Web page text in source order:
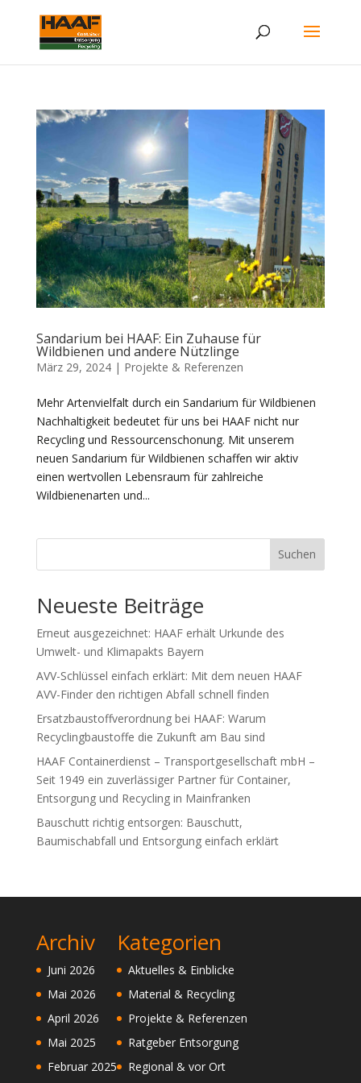
Sandarium bei HAAF: Ein Zuhause für
Wildbienen und andere Nützlinge
März 29, 2024| Projekte & Referenzen
Mehr Artenvielfalt durch ein Sandarium für Wildbienen
Nachhaltigkeit bedeutet für uns bei HAAF nicht nur
Recycling und Ressourcenschonung. Mit unserem
neuen Sandarium für Wildbienen schaffen wir aktiv
einen wertvollen Lebensraum für zahlreiche
Wildbienenarten und...
Suchen
Neueste Beiträge
Erneut ausgezeichnet: HAAF erhält Urkunde des
Umwelt- und Klimapakts Bayern
AVV-Schlüssel einfach erklärt: Mit dem neuen HAAF
AVV-Finder den richtigen Abfall schnell finden
Ersatzbaustoffverordnung bei HAAF: Warum
Recyclingbaustoffe die Zukunft am Bau sind
HAAF Containerdienst – Transportgesellschaft mbH –
Seit 1949 ein zuverlässiger Partner für Container,
Entsorgung und Recycling in Mainfranken
Bauschutt richtig entsorgen: Bauschutt,
Baumischabfall und Entsorgung einfach erklärt
Archiv
Juni 2026
Mai 2026
April 2026
Mai 2025
Februar 2025
Kategorien
Aktuelles & Einblicke
Material & Recycling
Projekte & Referenzen
Ratgeber Entsorgung
Regional & vor Ort